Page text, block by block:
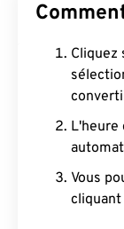
Cliquez
L'heure
Vous
cliquant